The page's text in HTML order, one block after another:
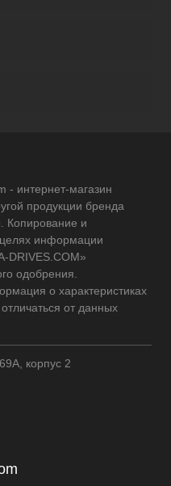
- интернет-магазин
продукции бренда
Копирование и
информации
DRIVES.COM»
одобрения.
о характеристиках
от данных
корпус 2